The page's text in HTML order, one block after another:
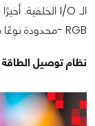
RGB -محدودة نوعًا ما- لإضفاء مظهرٍ عصريّ جميل وأنيق.
نظام توصيل